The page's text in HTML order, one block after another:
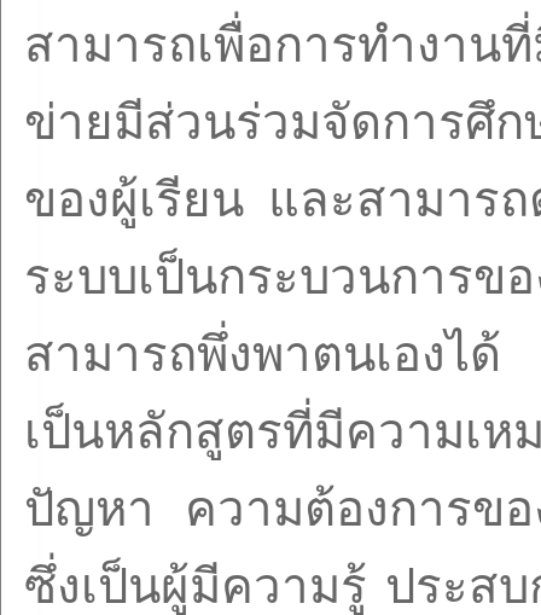
สามารถเพื่อการทำง
ข่ายมีส่วนร่วมจัดการศึ
ของผู้เรียน และสามาร
ระบบเป็นกระบวนการ
สามารถพึ่งพาตนเองไ
เป็นหลักสูตรที่มีความเ
ปัญหา ความต้องการขอ
ซึ่งเป็นผู้มีความรู้ ประส